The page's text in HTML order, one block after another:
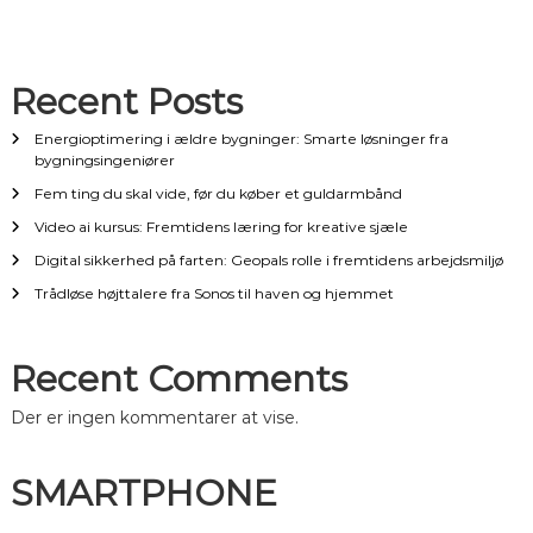
n
Recent Posts
Energioptimering i ældre bygninger: Smarte løsninger fra
bygningsingeniører
Fem ting du skal vide, før du køber et guldarmbånd
Video ai kursus: Fremtidens læring for kreative sjæle
Digital sikkerhed på farten: Geopals rolle i fremtidens arbejdsmiljø
Trådløse højttalere fra Sonos til haven og hjemmet
Recent Comments
Der er ingen kommentarer at vise.
SMARTPHONE